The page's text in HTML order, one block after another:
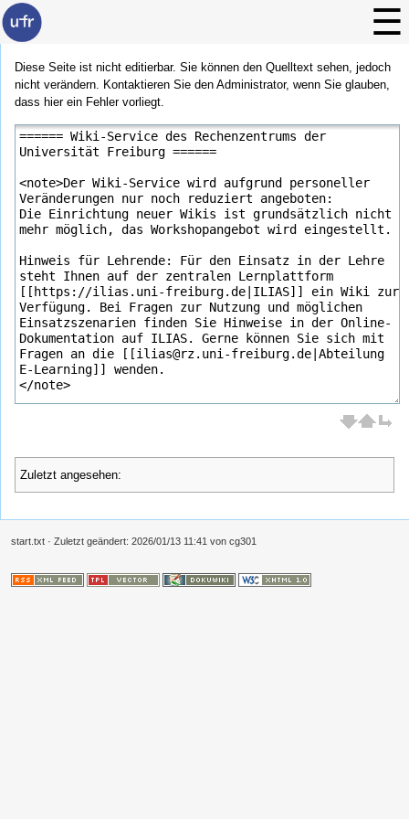
Diese Seite ist nicht editierbar. Sie können den Quelltext sehen, jedoch
nicht verändern. Kontaktieren Sie den Administrator, wenn Sie glauben,
dass hier ein Fehler vorliegt.
Zuletzt angesehen:
start.txt · Zuletzt geändert: 2026/01/13 11:41 von cg301